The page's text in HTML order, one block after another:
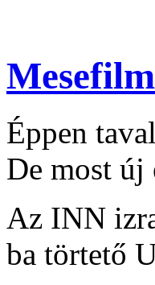
Éppen
De most új
Az INN
ba törtető